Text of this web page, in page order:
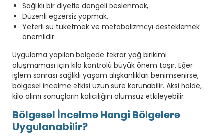
Sağlıklı bir diyetle dengeli beslenmek,
Düzenli egzersiz yapmak,
Yeterli su tüketmek ve metabolizmayı desteklemek
önemlidir.
Uygulama yapılan bölgede tekrar yağ birikimi
oluşmaması için kilo kontrolü büyük önem taşır. Eğer
işlem sonrası sağlıklı yaşam alışkanlıkları benimsenirse,
bölgesel incelme etkisi uzun süre korunabilir. Aksi halde,
kilo alımı sonuçların kalıcılığını olumsuz etkileyebilir.
Bölgesel İncelme Hangi Bölgelere
Uygulanabilir?